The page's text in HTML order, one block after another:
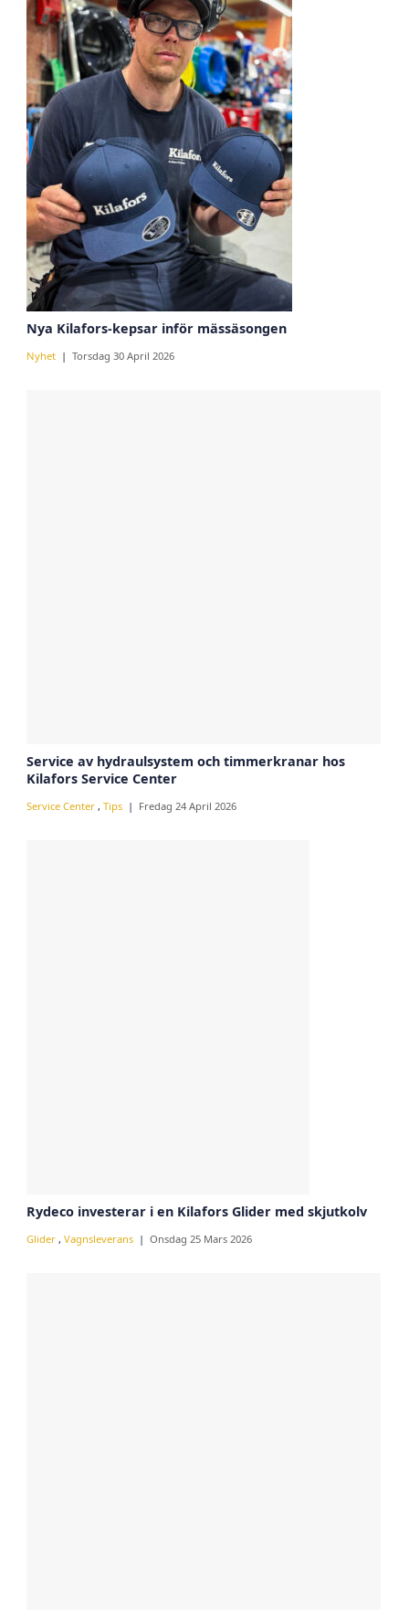
Nya Kilafors-kepsar inför mässäsongen
Nyhet Torsdag 30 April 2026
Service av hydraulsystem och timmerkranar hos
Kilafors Service Center
Service Center , Tips Fredag 24 April 2026
Rydeco investerar i en Kilafors Glider med skjutkolv
Glider , Vagnsleverans Onsdag 25 Mars 2026